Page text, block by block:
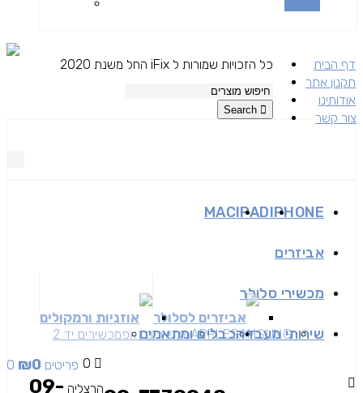
דף הבית
תקנון אתר
אודותינו
צור קשר
כל הזכויות שמורות ל iFix החל משנת 2020
IPHONE
IPAD
MAC
אביזרים
אביזרים לסלולר אוזניות ורמקולים
מכשירי סלולר
SAMSUNG
APPLEמכשירים זאפמכשירים יד 2 שירותי מעבדהכבלים ומתאמים
0 0 פריטים ₪0
Search
הרצליה 09-